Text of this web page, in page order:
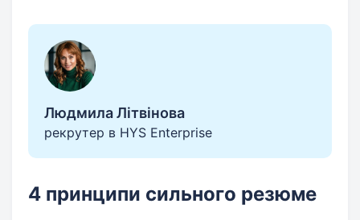
Людмила Літвінова
рекрутер в HYS Enterprise
4 принципи сильного резюме